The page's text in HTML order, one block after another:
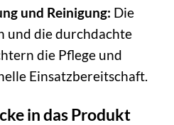
und Reinigung: Die
und die durchdachte
die Pflege und
Einsatzbereitschaft.
in das Produkt